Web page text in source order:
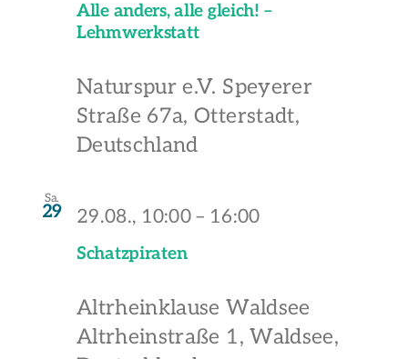
Alle anders, alle gleich! –
Lehmwerkstatt
Naturspur e.V. Speyerer
Straße 67a, Otterstadt,
Deutschland
Sa.
29
Schatzpiraten
29.08., 10:00 – 16:00
Altrheinklause Waldsee
Altrheinstraße 1, Waldsee,